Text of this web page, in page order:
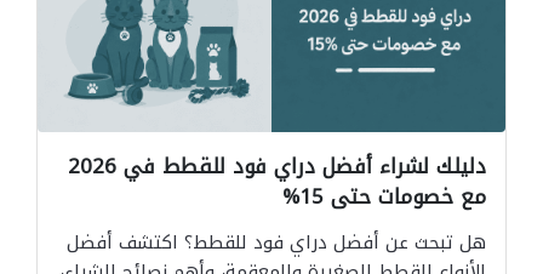
دليلك لشراء أفضل دراي فود للقطط في 2026
مع خصومات حتى 15%
هل تبحث عن أفضل دراي فود للقطط؟ اكتشف أفضل